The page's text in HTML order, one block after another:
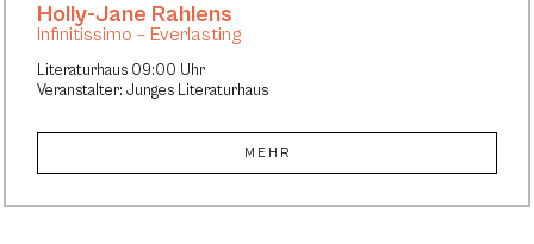
Literaturhaus 09:00 Uhr
Veranstalter: Junges Literaturhaus
Holly-Jane Rahlens
Infinitissimo – Everlasting
MEHR